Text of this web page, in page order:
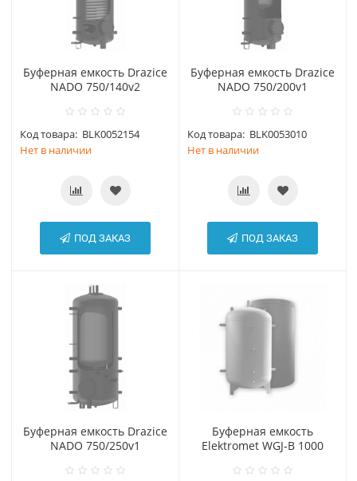
Буферная емкость Drazice
NADO 750/140v2
Код товара: BLK0052154
Нет в наличии
ПОД ЗАКАЗ
Буферная емкость Drazice
NADO 750/200v1
Код товара: BLK0053010
Нет в наличии
ПОД ЗАКАЗ
Буферная емкость Drazice
NADO 750/250v1
Буферная емкость
Elektromet WGJ-B 1000